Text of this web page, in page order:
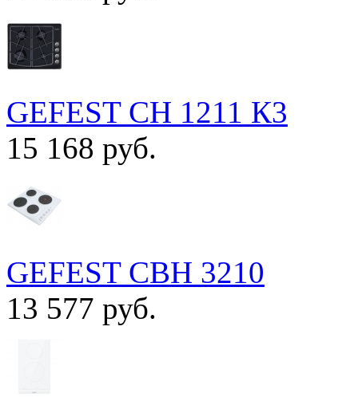
GEFEST СН 1211 К3
15 168 руб.
GEFEST СВН 3210
13 577 руб.